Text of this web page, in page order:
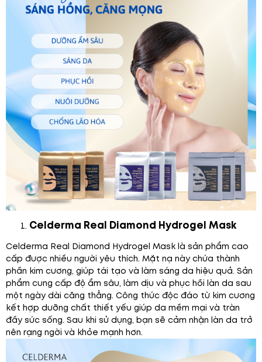
Celderma Real Diamond Hydrogel Mask
Celderma Real Diamond Hydrogel Mask là sản phẩm cao
cấp được nhiều người yêu thích. Mặt nạ này chứa thành
phần kim cương, giúp tái tạo và làm sáng da hiệu quả. Sản
phẩm cung cấp độ ẩm sâu, làm dịu và phục hồi làn da sau
một ngày dài căng thẳng. Công thức độc đáo từ kim cương
kết hợp dưỡng chất thiết yếu giúp da mềm mại và tràn
đầy sức sống. Sau khi sử dụng, bạn sẽ cảm nhận làn da trở
nên rạng ngời và khỏe mạnh hơn.